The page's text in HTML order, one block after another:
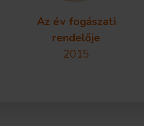
Az év fogászati
rendelője
2015